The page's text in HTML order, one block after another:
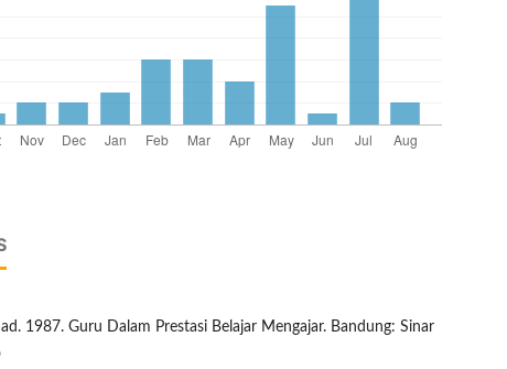
1987. Guru Dalam Prestasi Belajar Mengajar. Bandung: Sinar